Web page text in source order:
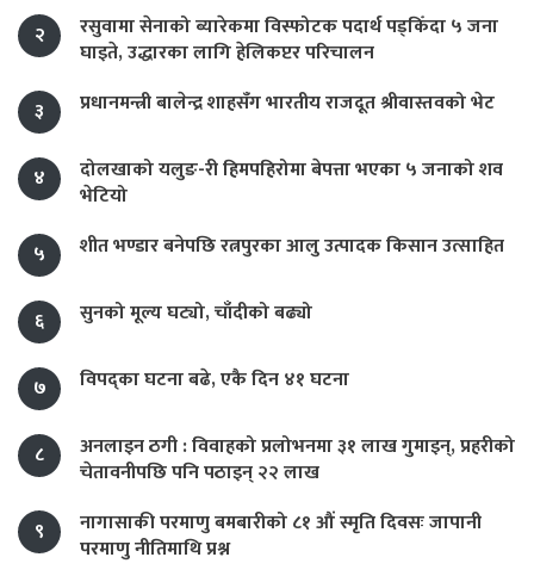
२
रसुवामा सेनाको ब्यारेकमा विस्फोटक पदार्थ पड्किँदा ५ जना
घाइते, उद्धारका लागि हेलिकप्टर परिचालन
३
प्रधानमन्त्री बालेन्द्र शाहसँग भारतीय राजदूत श्रीवास्तवको भेट
४
दोलखाको यलुङ-री हिमपहिरोमा बेपत्ता भएका ५ जनाको शव
भेटियो
५
शीत भण्डार बनेपछि रत्नपुरका आलु उत्पादक किसान उत्साहित
६ सुनको मूल्य घट्यो, चाँदीको बढ्यो
७ विपद्का घटना बढे, एकै दिन ४१ घटना
८
अनलाइन ठगी : विवाहको प्रलोभनमा ३१ लाख गुमाइन्, प्रहरीको
चेतावनीपछि पनि पठाइन् २२ लाख
९
नागासाकी परमाणु बमबारीको ८१ औं स्मृति दिवसः जापानी
परमाणु नीतिमाथि प्रश्न